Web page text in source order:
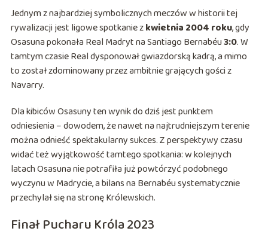
Jednym z najbardziej symbolicznych meczów w historii tej
rywalizacji jest ligowe spotkanie zkwietnia 2004 roku, gdy
Osasuna pokonała Real Madryt na Santiago Bernabéu3:0. W
tamtym czasie Real dysponował gwiazdorską kadrą, a mimo
to został zdominowany przez ambitnie grających gości z
Navarry.
Dla kibiców Osasuny ten wynik do dziś jest punktem
odniesienia – dowodem, że nawet na najtrudniejszym terenie
można odnieść spektakularny sukces. Z perspektywy czasu
widać też wyjątkowość tamtego spotkania: w kolejnych
latach Osasuna nie potrafiła już powtórzyć podobnego
wyczynu w Madrycie, a bilans na Bernabéu systematycznie
przechylał się na stronę Królewskich.
Finał Pucharu Króla 2023